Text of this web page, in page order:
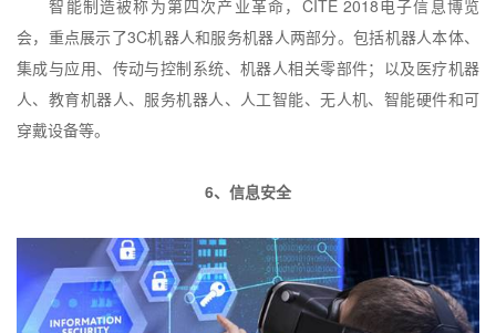
智能制造被称为第四次产业革命， CITE 2018电子信息博览
会，重点展示了3C机器人和服务机器人两部分。包括机器人本体、
集成与应用、传动与控制系统、机器人相关零部件；以及医疗机器
人、教育机器人、服务机器人、人工智能、无人机、智能硬件和可
穿戴设备等。
6、信息安全